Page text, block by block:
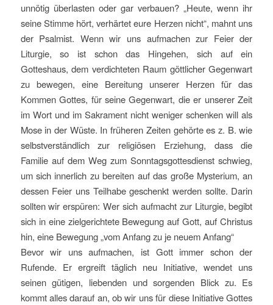
unnötig überlasten oder gar verbauen? „Heute, wenn ihr
seine Stimme hört, verhärtet eure Herzen nicht“, mahnt uns
der Psalmist. Wenn wir uns aufmachen zur Feier der
Liturgie, so ist schon das Hingehen, sich auf ein
Gotteshaus, dem verdichteten Raum göttlicher Gegenwart
zu bewegen, eine Bereitung unserer Herzen für das
Kommen Gottes, für seine Gegenwart, die er unserer Zeit
im Wort und im Sakrament nicht weniger schenken will als
Mose in der Wüste. In früheren Zeiten gehörte es z. B. wie
selbstverständlich zur religiösen Erziehung, dass die
Familie auf dem Weg zum Sonntagsgottesdienst schwieg,
um sich innerlich zu bereiten auf das große Mysterium, an
dessen Feier uns Teilhabe geschenkt werden sollte. Darin
sollten wir erspüren: Wer sich aufmacht zur Liturgie, begibt
sich in eine zielgerichtete Bewegung auf Gott, auf Christus
hin, eine Bewegung „vom Anfang zu je neuem Anfang“
Bevor wir uns aufmachen, ist Gott immer schon der
Rufende. Er ergreift täglich neu Initiative, wendet uns
seinen gütigen, liebenden und sorgenden Blick zu. Es
kommt alles darauf an, ob wir uns für diese Initiative Gottes